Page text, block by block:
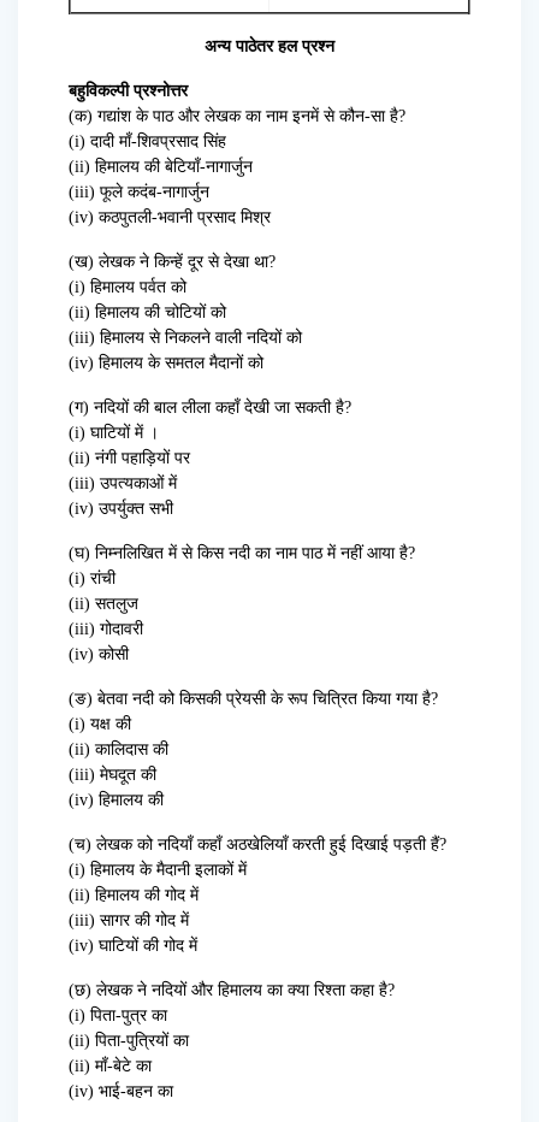
अन्य पाठेतर हल प्रश्न
बहुविकल्पी प्रश्नोत्तर
(क) गद्यांश के पाठ और लेखक का नाम इनमें से कौन-सा है?
(i) दादी माँ-शिवप्रसाद सिंह
(ii) हिमालय की बेटियाँ-नागार्जुन
(iii) फूले कदंब-नागार्जुन
(iv) कठपुतली-भवानी प्रसाद मिश्र
(ख) लेखक ने किन्हें दूर से देखा था?
(i) हिमालय पर्वत को
(ii) हिमालय की चोटियों को
(iii) हिमालय से निकलने वाली नदियों को
(iv) हिमालय के समतल मैदानों को
(ग) नदियों की बाल लीला कहाँ देखी जा सकती है?
(i) घाटियों में ।
(ii) नंगी पहाड़ियों पर
(iii) उपत्यकाओं में
(iv) उपर्युक्त सभी
(घ) निम्नलिखित में से किस नदी का नाम पाठ में नहीं आया है?
(i) रांची
(ii) सतलुज
(iii) गोदावरी
(iv) कोसी
(ङ) बेतवा नदी को किसकी प्रेयसी के रूप चित्रित किया गया है?
(i) यक्ष की
(ii) कालिदास की
(iii) मेघदूत की
(iv) हिमालय की
(च) लेखक को नदियाँ कहाँ अठखेलियाँ करती हुई दिखाई पड़ती हैं?
(i) हिमालय के मैदानी इलाकों में
(ii) हिमालय की गोद में
(iii) सागर की गोद में
(iv) घाटियों की गोद में
(छ) लेखक ने नदियों और हिमालय का क्या रिश्ता कहा है?
(i) पिता-पुत्र का
(ii) पिता-पुत्रियों का
(ii) माँ-बेटे का
(iv) भाई-बहन का